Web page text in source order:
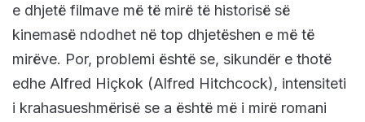
e dhjetë filmave më të mirë të historisë së
kinemasë ndodhet në top dhjetëshen e më të
mirëve. Por, problemi është se, sikundër e thotë
edhe Alfred Hiçkok (Alfred Hitchcock), intensiteti
i krahasueshmërisë se a është më i mirë romani